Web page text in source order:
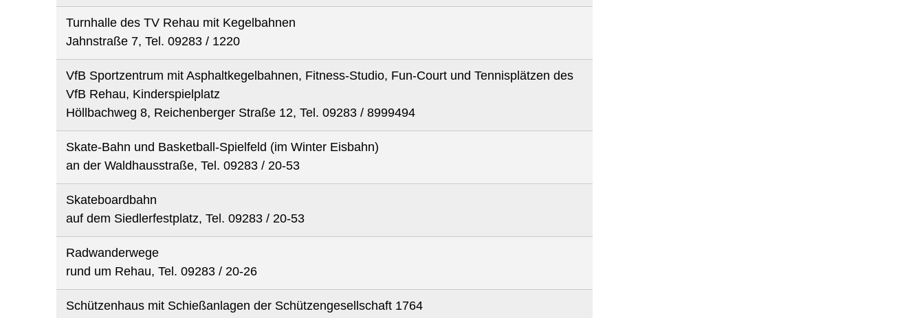
Turnhalle des TV Rehau mit Kegelbahnen
Jahnstraße 7, Tel. 09283 / 1220
VfB Sportzentrum mit Asphaltkegelbahnen, Fitness-Studio, Fun-Court und Tennisplätzen des
VfB Rehau, Kinderspielplatz
Höllbachweg 8, Reichenberger Straße 12, Tel. 09283 / 8999494
Skate-Bahn und Basketball-Spielfeld (im Winter Eisbahn)
an der Waldhausstraße, Tel. 09283 / 20-53
Skateboardbahn
auf dem Siedlerfestplatz, Tel. 09283 / 20-53
Radwanderwege
rund um Rehau, Tel. 09283 / 20-26
Schützenhaus mit Schießanlagen der Schützengesellschaft 1764